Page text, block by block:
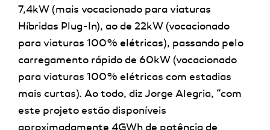
7,4kW (mais vocacionado para viaturas
Híbridas Plug-In), ao de 22kW (vocacionado
para viaturas 100% elétricas), passando pelo
carregamento rápido de 60kW (vocacionado
para viaturas 100% elétricas com estadias
mais curtas). Ao todo, diz Jorge Alegria, “com
este projeto estão disponíveis